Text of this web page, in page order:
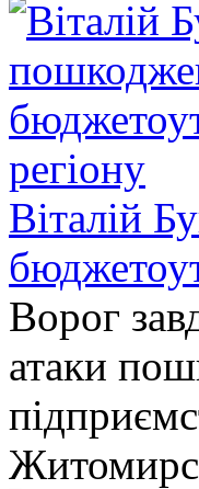
Віталій
Ворог
атаки